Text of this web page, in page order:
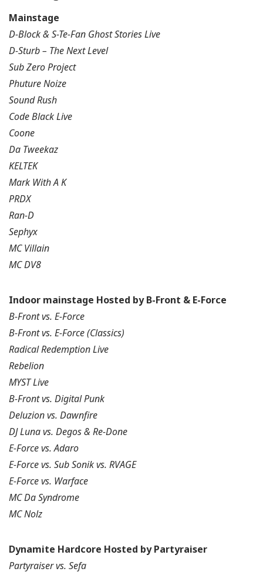
Mainstage
D-Block & S-Te-Fan Ghost Stories Live
D-Sturb – The Next Level
Sub Zero Project
Phuture Noize
Sound Rush
Code Black Live
Coone
Da Tweekaz
KELTEK
Mark With A K
PRDX
Ran-D
Sephyx
MC Villain
MC DV8
Indoor mainstage Hosted by B-Front & E-Force
B-Front vs. E-Force
B-Front vs. E-Force (Classics)
Radical Redemption Live
Rebelion
MYST Live
B-Front vs. Digital Punk
Deluzion vs. Dawnfire
DJ Luna vs. Degos & Re-Done
E-Force vs. Adaro
E-Force vs. Sub Sonik vs. RVAGE
E-Force vs. Warface
MC Da Syndrome
MC Nolz
Dynamite Hardcore Hosted by Partyraiser
Partyraiser vs. Sefa